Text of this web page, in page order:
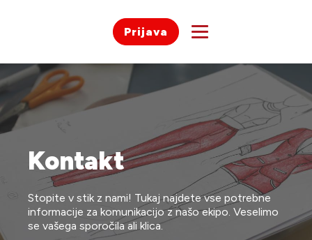
Prijava
Kontakt
Stopite v stik z nami! Tukaj najdete vse potrebne
informacije za komunikacijo z našo ekipo. Veselimo
se vašega sporočila ali klica.